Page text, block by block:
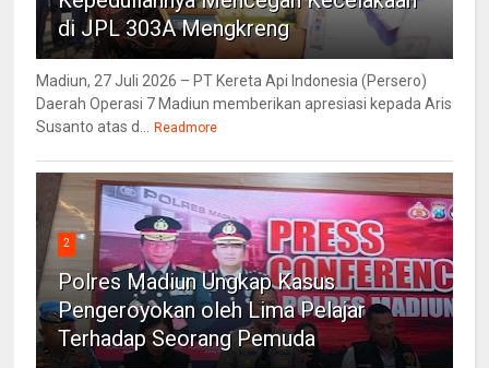
di JPL 303A Mengkreng
Madiun, 27 Juli 2026 – PT Kereta Api Indonesia (Persero)
Daerah Operasi 7 Madiun memberikan apresiasi kepada Aris
Susanto atas d...
Readmore
2
Polres Madiun Ungkap Kasus
Pengeroyokan oleh Lima Pelajar
Terhadap Seorang Pemuda